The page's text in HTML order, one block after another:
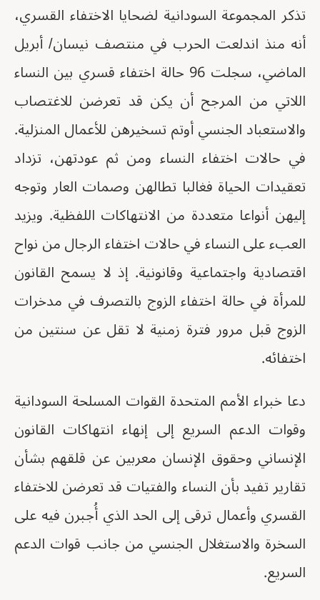
تذكر المجموعة السودانية لضحايا الاختفاء القسري،
أنه منذ اندلعت الحرب في منتصف نيسان/ أبريل
الماضي، سجلت 96 حالة اختفاء قسري بين النساء
اللاتي من المرجح أن يكن قد تعرضن للاغتصاب
والاستعباد الجنسي أوتم تسخيرهن للأعمال المنزلية.
في حالات اختفاء النساء ومن ثم عودتهن، تزداد
تعقيدات الحياة فغالبا تطالهن وصمات العار وتوجه
إليهن أنواعا متعددة من الانتهاكات اللفظية. ويزيد
العبء على النساء في حالات اختفاء الرجال من نواح
اقتصادية واجتماعية وقانونية. إذ لا يسمح القانون
للمرأة في حالة اختفاء الزوج بالتصرف في مدخرات
الزوج قبل مرور فترة زمنية لا تقل عن سنتين من
اختفائه.
دعا خبراء الأمم المتحدة القوات المسلحة السودانية
وقوات الدعم السريع إلى إنهاء انتهاكات القانون
الإنساني وحقوق الإنسان معربين عن قلقهم بشأن
تقارير تفيد بأن النساء والفتيات قد تعرضن للاختفاء
القسري وأعمال ترقى إلى الحد الذي أُجبرن فيه على
السخرة والاستغلال الجنسي من جانب قوات الدعم
السريع.